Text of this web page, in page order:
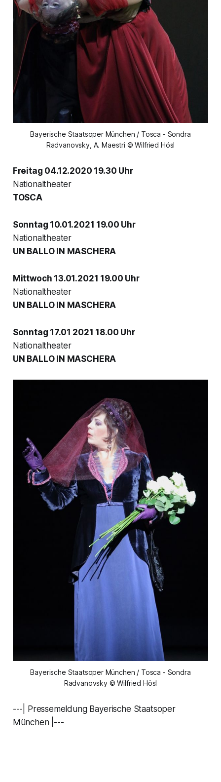
Bayerische Staatsoper München / Tosca - Sondra
Radvanovsky, A. Maestri © Wilfried Hösl
Freitag 04.12.2020 19.30 Uhr
Nationaltheater
TOSCA
Sonntag 10.01.2021 19.00 Uhr
Nationaltheater
UN BALLO IN MASCHERA
Mittwoch 13.01.2021 19.00 Uhr
Nationaltheater
UN BALLO IN MASCHERA
Sonntag 17.01 2021 18.00 Uhr
Nationaltheater
UN BALLO IN MASCHERA
Bayerische Staatsoper München / Tosca - Sondra
Radvanovsky © Wilfried Hösl
---| Pressemeldung Bayerische Staatsoper
München |---